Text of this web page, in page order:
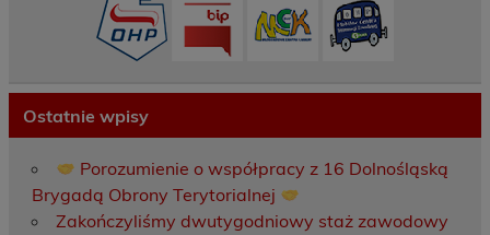
Ostatnie wpisy
Porozumienie o współpracy z 16 Dolnośląską
Brygadą Obrony Terytorialnej
Zakończyliśmy dwutygodniowy staż zawodowy